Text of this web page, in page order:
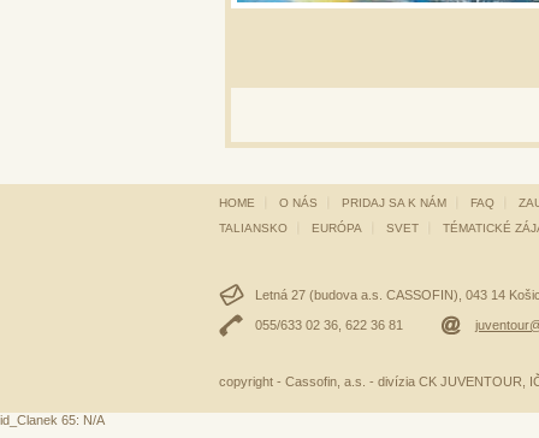
HOME O NÁS PRIDAJ SA K NÁM FAQ
TALIANSKO
EURÓPA SVET TÉMATICKÉ
Letná 27 (budova a.s. CASSOFIN), 043 14
055/633 02 36, 622 36 81
copyright - Cassofin, a.s. - divízia CK JUVENTOUR,
id_Clanek 65: N/A